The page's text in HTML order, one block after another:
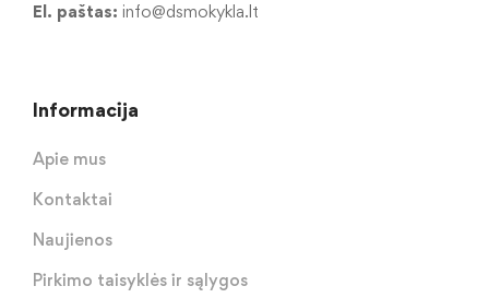
El. paštas: info@dsmokykla.lt
Informacija
Apie mus
Kontaktai
Naujienos
Pirkimo taisyklės ir sąlygos